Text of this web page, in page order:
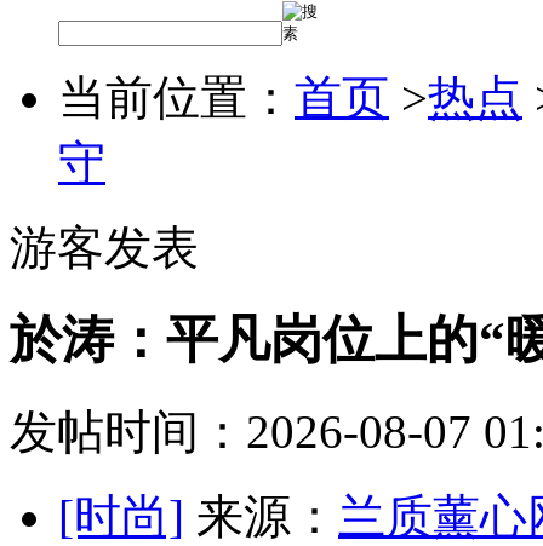
当前位置： 首页 >热点
守
游客发表
於涛：平凡岗位上的“
发帖时间：2026-08-07
[时尚] 来源： 兰质薰心